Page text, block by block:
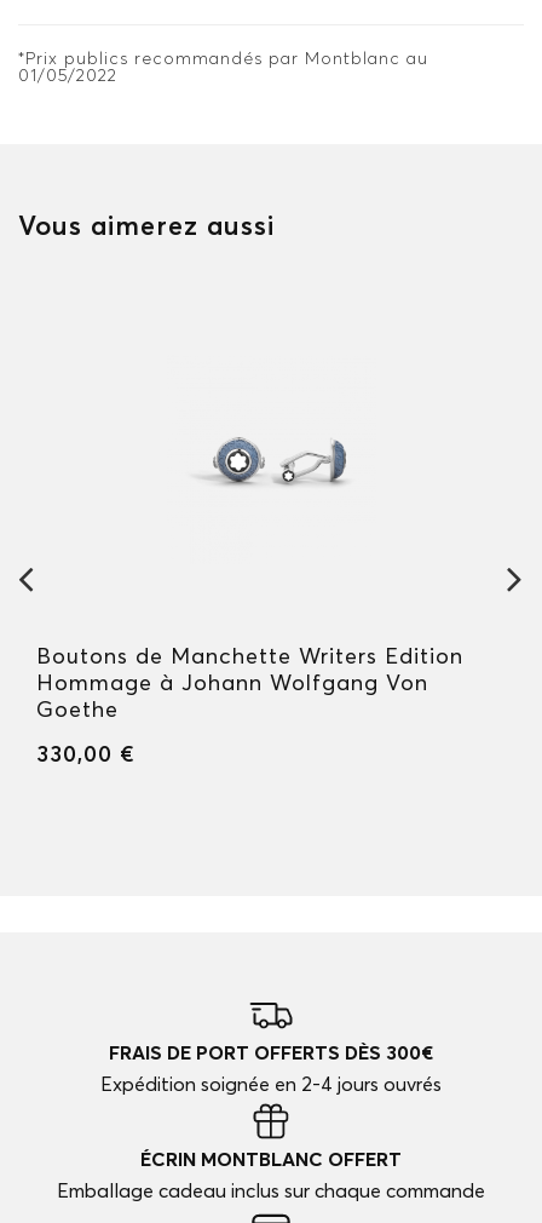
*Prix publics recommandés par Montblanc au
01/05/2022
Vous aimerez aussi
Boutons de Manchette Writers Edition
Hommage à Johann Wolfgang Von
Goethe
330,00 €
FRAIS DE PORT OFFERTS DÈS 300€
Expédition soignée en 2-4 jours ouvrés
ÉCRIN MONTBLANC OFFERT
Emballage cadeau inclus sur chaque commande